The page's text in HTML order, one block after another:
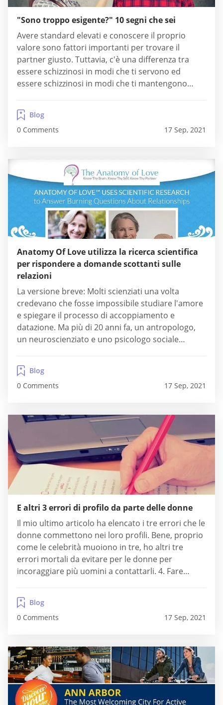
"Sono troppo esigente?" 10 segni che sei
Avere standard elevati e conoscere il proprio
valore sono fattori importanti per trovare il
partner giusto. Tuttavia, c'è una differenza tra
essere schizzinosi in modi che ti servono ed
essere schizzinosi in modi che ti mantengono
cauto su chi esci, conoscere qualcuno a un ritmo
appropriato e assicurarti di non accontentarti o
ignorare le...
Blog
0 Comments
17 Sep, 2021
Anatomy Of Love utilizza la ricerca scientifica
per rispondere a domande scottanti sulle
relazioni
La versione breve: Molti scienziati una volta
credevano che fosse impossibile studiare l'amore
e spiegare il processo di accoppiamento e
datazione. Ma più di 20 anni fa, un antropologo,
un neuroscienziato e uno psicologo sociale
Brown e Art Aaron hanno trasformato la loro
ricerca in TheAnatomyOfLove.com, un sito Web in
cui i...
Blog
0 Comments
17 Sep, 2021
E altri 3 errori di profilo da parte delle donne
Il mio ultimo articolo ha elencato i tre errori che le
donne commettono nei loro profili. Bene, proprio
come le celebrità muoiono in tre, ho altri tre
errori mortali da evitare per le donne per
incoraggiare più uomini a contattarli. 4. Fare
linguaggio molto forte su chi non dovrebbe
inviare loro email....
Blog
0 Comments
17 Sep, 2021